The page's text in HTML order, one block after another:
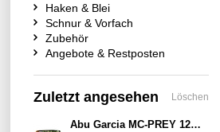
Haken & Blei
Schnur & Vorfach
Zubehör
Angebote & Restposten
Zuletzt angesehen Löschen
Abu Garcia MC-PREY 120mm Motoroil Perch